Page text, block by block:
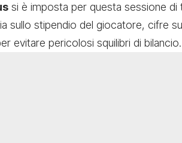
si è imposta per questa sessione
sullo stipendio del giocatore, cifre
evitare pericolosi squilibri di bilancio.